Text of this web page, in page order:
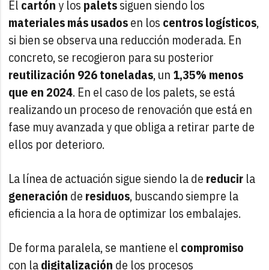
El cartóny los paletssiguen siendo los
materialesmásusadosen los centros logísticos,
si bien se observa una reducción moderada. En
concreto, se recogieron para su posterior
reutilización 926 toneladas, un 1,35% menos
que en 2024. En el caso de los palets, se está
realizando un proceso de renovación que está en
fase muy avanzada y que obliga a retirar parte de
ellos por deterioro.
La línea de actuación sigue siendo la de reducir la
generación de residuos, buscando siempre la
eficiencia a la hora de optimizar los embalajes.
De forma paralela, se mantiene el compromiso
con ladigitalización de los procesos